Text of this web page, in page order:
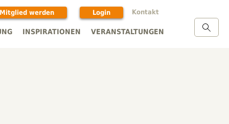
Mitglied werden Login Kontakt
INSPIRATIONEN VERANSTALTUNGEN